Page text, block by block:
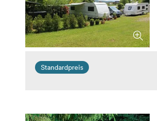
Standardpreis